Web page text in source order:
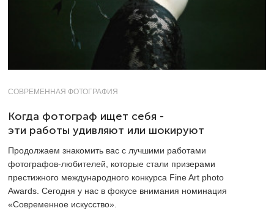
СОВРЕМЕННАЯ ФОТОГРАФИЯ
Когда фотограф ищет себя -
эти работы удивляют или шокируют
Продолжаем знакомить вас с лучшими работами
фотографов-любителей, которые стали призерами
престижного международного конкурса Fine Art photo
Awards. Сегодня у нас в фокусе внимания номинация
«Современное искусство».